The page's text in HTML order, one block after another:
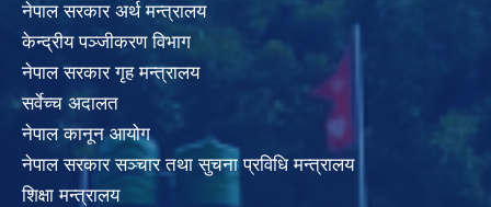
नेपाल सरकार अर्थ मन्त्रालय
केन्द्रीय पञ्जीकरण विभाग
नेपाल सरकार गृह मन्त्रालय
सर्वेच्च अदालत
नेपाल कानून आयोग
नेपाल सरकार सञ्चार तथा सुचना प्रविधि मन्त्रालय
शिक्षा मन्त्रालय